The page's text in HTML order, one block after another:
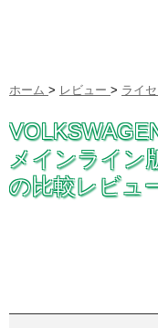
ホーム > レビュー > ライ
メインライン
の比較レビュ